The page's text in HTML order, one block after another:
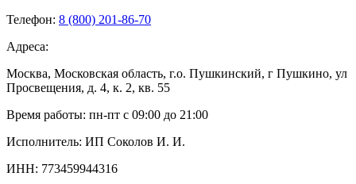
Телефон: 8 (800) 201-86-70
Адреса:
Москва, Московская область, г.о. Пушкинский, г Пушкино, ул
Просвещения, д. 4, к. 2, кв. 55
Время работы: пн-пт с 09:00 до 21:00
Исполнитель: ИП Соколов И. И.
ИНН: 773459944316